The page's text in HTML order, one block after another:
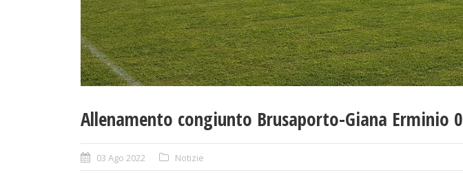
Allenamento congiunto Brusaporto-Giana Erminio
03 Ago 2022 Notizie